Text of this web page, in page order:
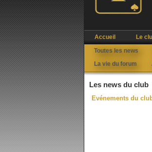
Accueil Le
Toutes les news
La vie du forum
Les news du club
Evénements du